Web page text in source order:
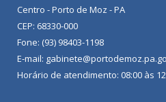
Centro - Porto de Moz - PA
CEP: 68330-000
Fone: (93) 98403-1198
E-mail:
Horário de atendimento: 08:00 às